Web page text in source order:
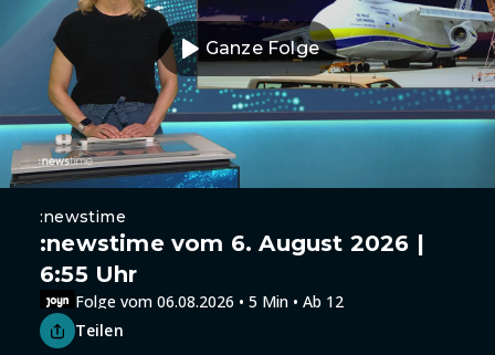
Ganze Folge
:newstime
:newstime vom 6. August 2026 |
6:55 Uhr
Folge vom 06.08.2026 • 5 Min • Ab 12
Teilen